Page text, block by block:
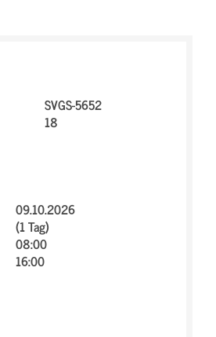
SVGS-5652
18
09.10.2026
(1 Tag)
08:00
16:00